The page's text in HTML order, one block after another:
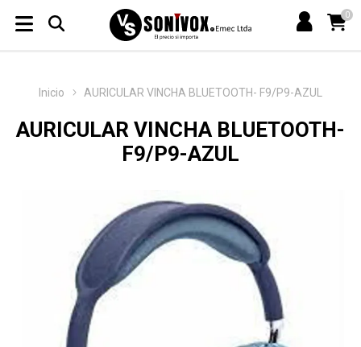
0
Inicio AURICULAR VINCHA BLUETOOTH- F9/P9-AZUL
AURICULAR VINCHA BLUETOOTH-
F9/P9-AZUL